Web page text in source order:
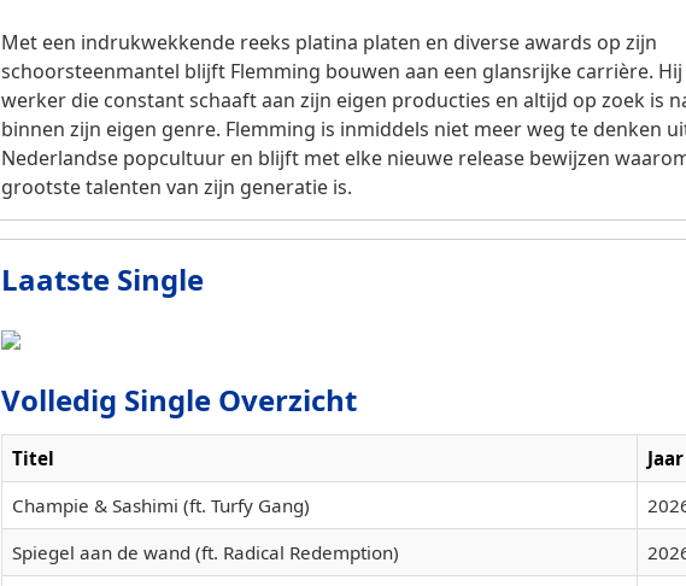
Met een indrukwekkende reeks platina platen en diverse awards op zijn
schoorsteenmantel blijft Flemming bouwen aan een glansrijke carrière.
werker die constant schaaft aan zijn eigen producties en altijd op zoek is
binnen zijn eigen genre. Flemming is inmiddels niet meer weg te denken
Nederlandse popcultuur en blijft met elke nieuwe release bewijzen
grootste talenten van zijn generatie is.
Laatste Single
Volledig Single Overzicht
Titel Jaar
Champie & Sashimi (ft. Turfy Gang)
Spiegel aan de wand (ft. Radical Redemption)